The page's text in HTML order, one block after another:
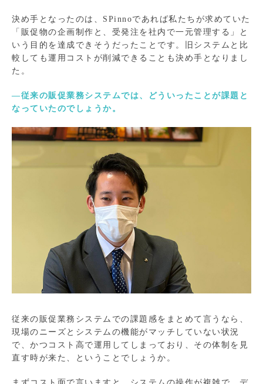
決め手となったのは、SPinnoであれば私たちが求めていた
「販促物の企画制作と、受発注を社内で一元管理する」と
いう目的を達成できそうだったことです。旧システムと比
較しても運用コストが削減できることも決め手となりまし
た。
―従来の販促業務システムでは、どういったことが課題と
なっていたのでしょうか。
従来の販促業務システムでの課題感をまとめて言うなら、
現場のニーズとシステムの機能がマッチしていない状況
で、かつコスト高で運用してしまっており、その体制を見
直す時が来た、ということでしょうか。